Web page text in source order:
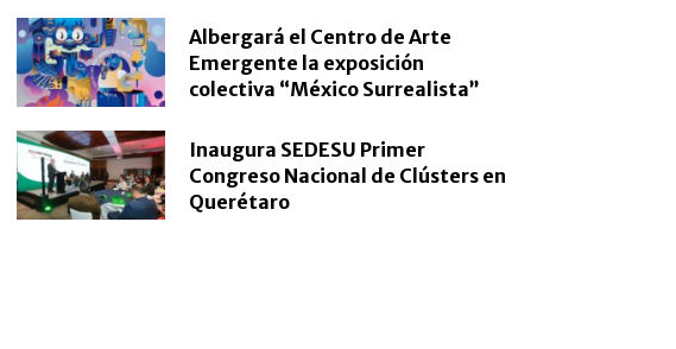
Albergará el Centro de Arte
Emergente la exposición
colectiva “México Surrealista”
Inaugura SEDESU Primer
Congreso Nacional de Clústers en
Querétaro